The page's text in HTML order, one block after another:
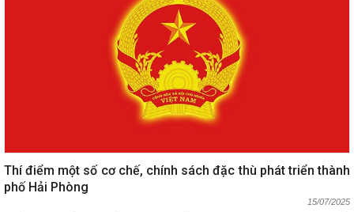
Thí điểm một số cơ chế, chính sách đặc thù phát triển thành
phố Hải Phòng
15/07/2025